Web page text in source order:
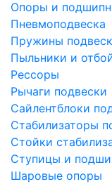
Опоры и
Пневмоподвеска
Пружины
Пыльники и
Рессоры
Рычаги подвески
Сайлентблоки
Стабилизаторы
Стойки
Ступицы и
Шаровые опоры